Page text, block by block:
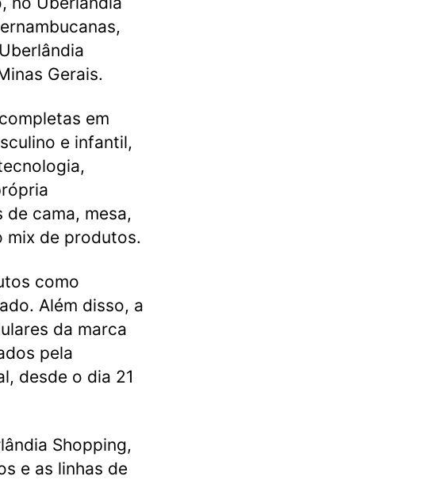
Gerais.
em
e infantil,
de cama, mesa,
mix de produtos.
como
Além disso, a
da marca
pela
desde o dia 21
Shopping,
e as linhas de